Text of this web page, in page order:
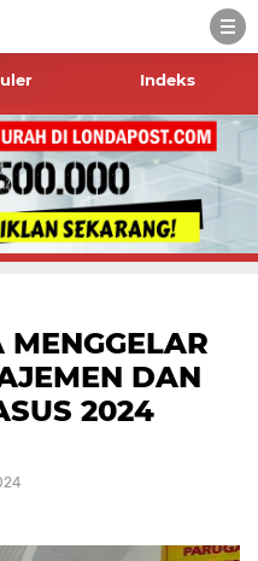
Indeks
DAN
2024